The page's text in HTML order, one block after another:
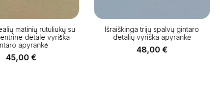
matinių rutuliukų su
detale vyriška
apyrankė
45,00 €
Išraiškinga trijų spalvų gintaro
detalių vyriška apyrankė
48,00€